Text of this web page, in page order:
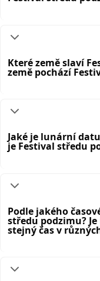
Které země slaví
země pochází
Jaké je lunární
je Festival středu
Podle jakého
středu podzimu?
stejný čas v